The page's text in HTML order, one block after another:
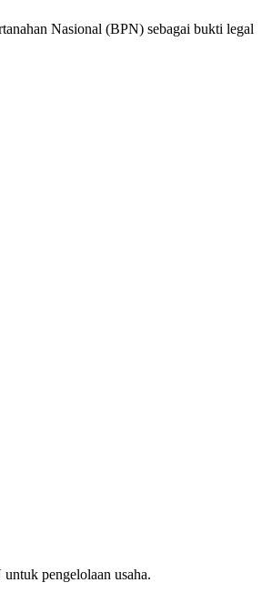
Nasional (BPN) sebagai bukti legal
pengelolaan usaha.